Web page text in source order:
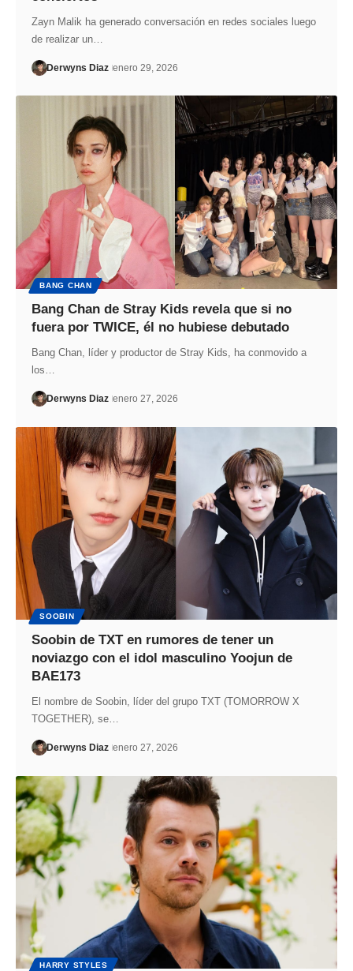
Zayn Malik ha generado conversación en redes sociales luego
de realizar un…
Derwyns Diaz enero 29, 2026
BANG CHAN
Bang Chan de Stray Kids revela que si no
fuera por TWICE, él no hubiese debutado
Bang Chan, líder y productor de Stray Kids, ha conmovido a
los…
Derwyns Diaz enero 27, 2026
SOOBIN
Soobin de TXT en rumores de tener un
noviazgo con el idol masculino Yoojun de
BAE173
El nombre de Soobin, líder del grupo TXT (TOMORROW X
TOGETHER), se…
Derwyns Diaz enero 27, 2026
HARRY STYLES